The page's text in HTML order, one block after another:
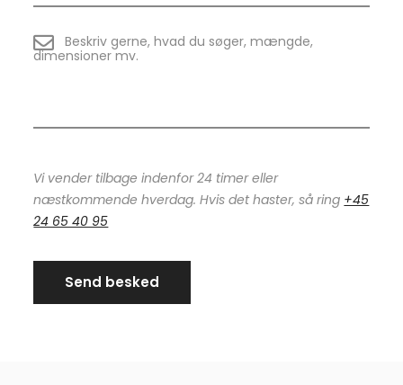
Vi vender tilbage indenfor 24 timer eller
næstkommende hverdag. Hvis det haster, så ring +45
24 65 40 95